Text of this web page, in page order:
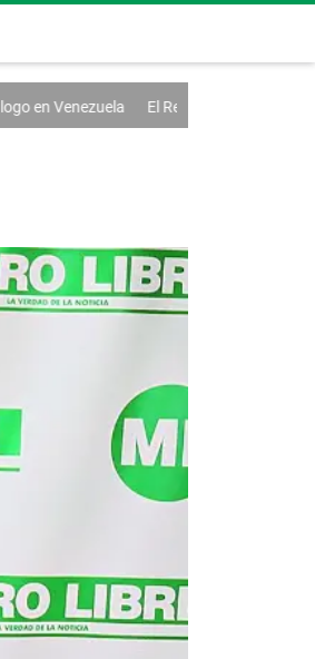
El Real Madrid renueva a Vinícius hasta